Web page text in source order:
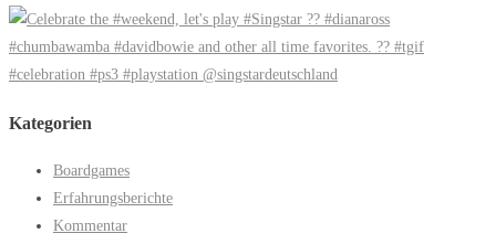
Kategorien
Boardgames
Erfahrungsberichte
Kommentar